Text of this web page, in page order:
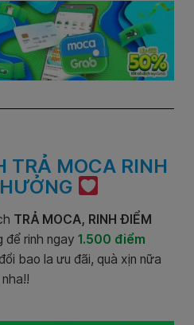
TRẢ MOCA RINH
TRẢ MOCA, RINH ĐIỂM
để rinh ngay 1.500 điểm
bao la ưu đãi, quà xịn nữa
nha!!